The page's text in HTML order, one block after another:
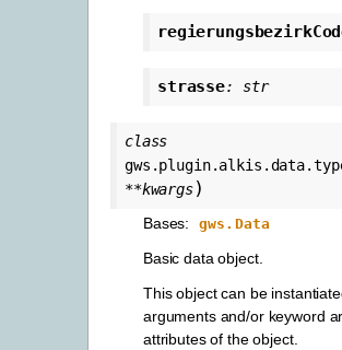
strasse: str
class
**kwargs)
Bases: gws.Data
Basic data object.
This object can be
arguments and/or keyword
attributes of the object.